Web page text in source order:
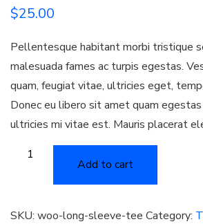
$25.00
Pellentesque habitant morbi tristique
malesuada fames ac turpis egestas.
quam, feugiat vitae, ultricies eget,
Donec eu libero sit amet quam
ultricies mi vitae est. Mauris placerat
Chelsea
Add to cart
SKU: woo-long-sleeve-tee Category: